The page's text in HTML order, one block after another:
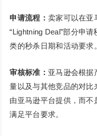
申请流程： 卖家可以在亚
“Lightning Deal”部分申
类的秒杀日期和活动要求。
审核标准： 亚马逊会根据
量以及与其他竞品的对比
由亚马逊平台提供，而
满足平台要求。